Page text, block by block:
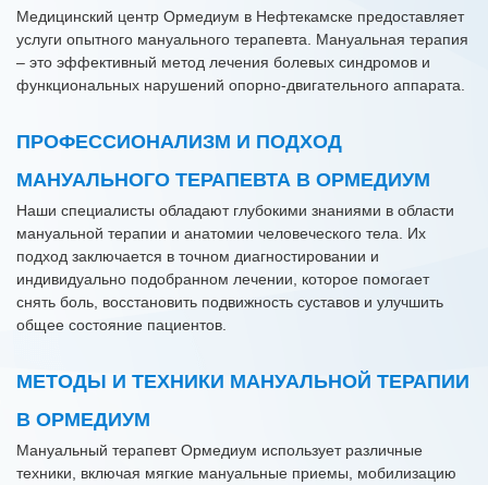
Медицинский центр Ормедиум в Нефтекамске предоставляет
услуги опытного мануального терапевта. Мануальная терапия
– это эффективный метод лечения болевых синдромов и
функциональных нарушений опорно-двигательного аппарата.
ПРОФЕССИОНАЛИЗМ И ПОДХОД
МАНУАЛЬНОГО ТЕРАПЕВТА В ОРМЕДИУМ
Наши специалисты обладают глубокими знаниями в области
мануальной терапии и анатомии человеческого тела. Их
подход заключается в точном диагностировании и
индивидуально подобранном лечении, которое помогает
снять боль, восстановить подвижность суставов и улучшить
общее состояние пациентов.
МЕТОДЫ И ТЕХНИКИ МАНУАЛЬНОЙ ТЕРАПИИ
В ОРМЕДИУМ
Мануальный терапевт Ормедиум использует различные
техники, включая мягкие мануальные приемы, мобилизацию